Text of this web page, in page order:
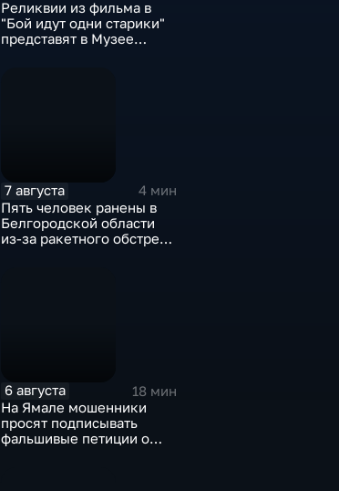
Реликвии из фильма в
"Бой идут одни старики"
представят в Музее
7 августа
4 мин
Пять человек ранены в
Белгородской области
из-за ракетного обстрела
6 августа
18 мин
На Ямале мошенники
просят подписывать
фальшивые петиции о